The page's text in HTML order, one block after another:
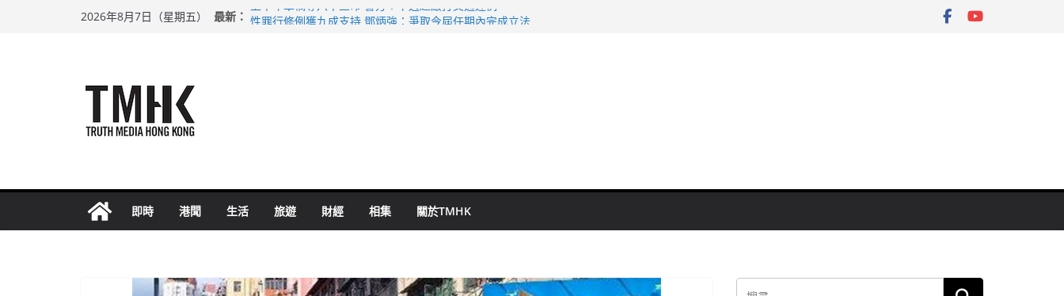
2026年8月7日（星期五） 最新： 上半年車禍奪六十三命 警方：下週起嚴打交通違例
即時 港聞 生活 旅遊 財經 相集 關於TMHK